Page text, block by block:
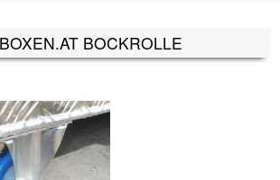
BOCKROLLE